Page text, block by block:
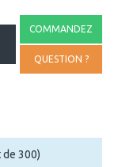
COMMANDEZ
QUESTION ?
de 300)